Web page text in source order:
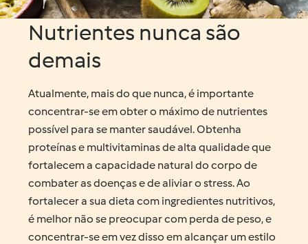
Nutrientes nunca são
demais
Atualmente, mais do que nunca, é importante
concentrar-se em obter o máximo de nutrientes
possível para se manter saudável. Obtenha
proteínas e multivitaminas de alta qualidade que
fortalecem a capacidade natural do corpo de
combater as doenças e de aliviar o stress. Ao
fortalecer a sua dieta com ingredientes nutritivos,
é melhor não se preocupar com perda de peso, e
concentrar-se em vez disso em alcançar um estilo